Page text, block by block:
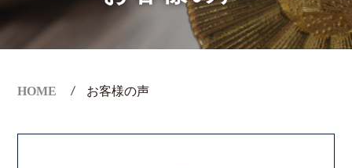
法人のお客様
HOME お客様の声